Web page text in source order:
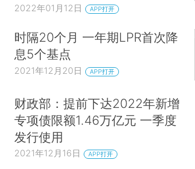
2022年01月12日 APP打开
时隔20个月 一年期LPR首次降
息5个基点
2021年12月20日 APP打开
财政部：提前下达2022年新增
专项债限额1.46万亿元 一季度
发行使用
2021年12月16日 APP打开